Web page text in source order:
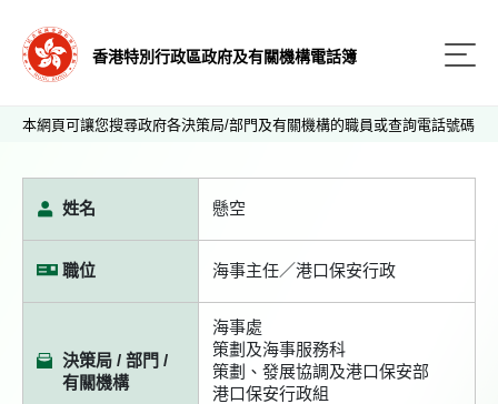
香港特別行政區政府及有關機構電話簿
本網頁可讓您搜尋政府各決策局/部門及有關機構的職員或查詢電話號碼
姓名 懸空
職位 海事主任／港口保安行政
決策局 / 部門 /
有關機構
海事處
策劃及海事服務科
策劃、發展協調及港口保安部
港口保安行政組